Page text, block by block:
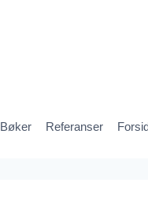
Bøker Referanser